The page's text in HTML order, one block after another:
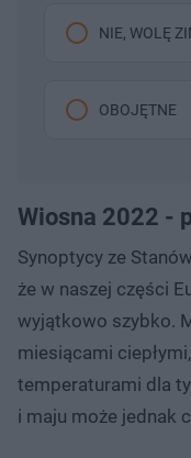
NIE, WOLĘ
OBOJĘTNE
Wiosna 2022 -
Synoptycy ze
że w naszej części
wyjątkowo szybko.
miesiącami
temperaturami dla
i maju może jednak